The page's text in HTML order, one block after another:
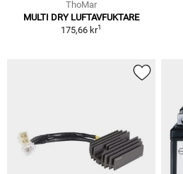
ThoMar
MULTI DRY LUFTAVFUKTARE
175,66 kr1